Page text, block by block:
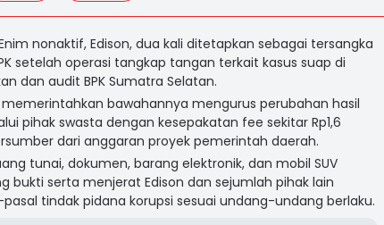
nonaktif, Edison, dua kali ditetapkan sebagai tersangka
setelah operasi tangkap tangan terkait kasus suap di
dan audit BPK Sumatra Selatan.
memerintahkan bawahannya mengurus perubahan hasil
pihak swasta dengan kesepakatan fee sekitar Rp1,6
dari anggaran proyek pemerintah daerah.
tunai, dokumen, barang elektronik, dan mobil SUV
bukti serta menjerat Edison dan sejumlah pihak lain
tindak pidana korupsi sesuai undang-undang berlaku.